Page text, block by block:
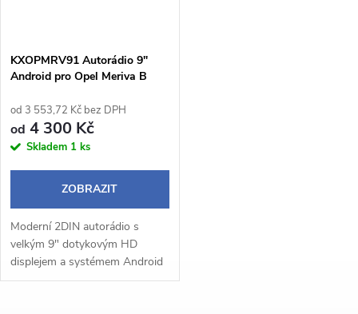
p
r
o
u
k
s
p
r
o
d
u
k
KXOPMRV91 Autorádio 9"
Android pro Opel Meriva B
od 3 553,72 Kč bez DPH
od 4 300 Kč
Skladem 1 ks
ZOBRAZIT
Moderní 2DIN autorádio s
velkým 9" dotykovým HD
displejem a systémem Android
14 přináší pohodlné a chytré